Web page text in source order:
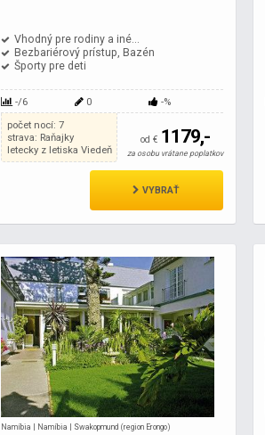
Vhodný pre rodiny a iné...
Bezbariérový prístup, Bazén
Športy pre deti
-/6 0
-%
počet nocí: 7
strava: Raňajky
letecky z letiska Viedeň
od € 1179,-
za osobu vrátane poplatkov
VYBRAŤ
Namíbia | Namíbia | Swakopmund (region Erongo)